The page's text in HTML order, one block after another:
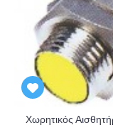
Χωρητικός